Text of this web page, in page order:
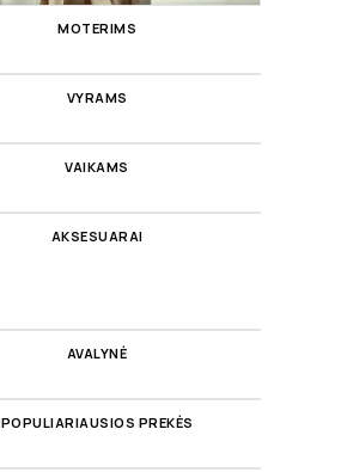
MOTERIMS
VYRAMS
VAIKAMS
AKSESUARAI
AVALYNĖ
POPULIARIAUSIOS PREKĖS